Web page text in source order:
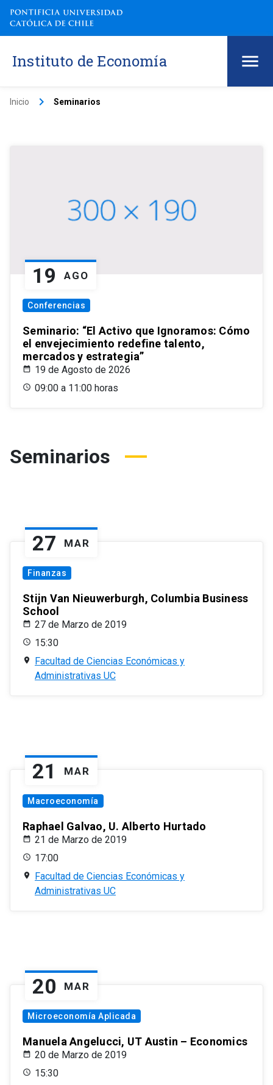
Instituto de Economía
Inicio keyboard_arrow_right Seminarios
19 AGO
Conferencias
Seminario: “El Activo que Ignoramos: Cómo
el envejecimiento redefine talento,
mercados y estrategia”
19 de Agosto de 2026
09:00 a 11:00 horas
Seminarios
27 MAR
Finanzas
Stijn Van Nieuwerburgh, Columbia Business
School
27 de Marzo de 2019
15:30
Facultad de Ciencias Económicas y
Administrativas UC
21 MAR
Macroeconomía
Raphael Galvao, U. Alberto Hurtado
21 de Marzo de 2019
17:00
Facultad de Ciencias Económicas y
Administrativas UC
20 MAR
Microeconomía Aplicada
Manuela Angelucci, UT Austin – Economics
20 de Marzo de 2019
15:30